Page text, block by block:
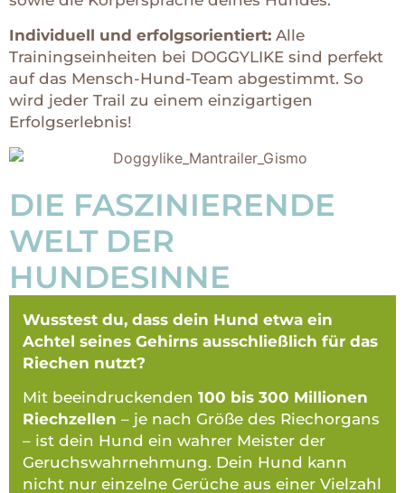
Individuell und erfolgsorientiert: Alle
Trainingseinheiten bei DOGGYLIKE sind perfekt
auf das Mensch-Hund-Team abgestimmt. So
wird jeder Trail zu einem einzigartigen
Erfolgserlebnis!
DIE FASZINIERENDE
WELT DER
HUNDESINNE
Wusstest du, dass dein Hund etwa ein
Achtel seines Gehirns ausschließlich für das
Riechen nutzt?
Mit beeindruckenden 100 bis 300 Millionen
Riechzellen – je nach Größe des Riechorgans
– ist dein Hund ein wahrer Meister der
Geruchswahrnehmung. Dein Hund kann
nicht nur einzelne Gerüche aus einer Vielzahl